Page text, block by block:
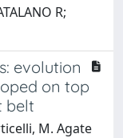
R;
evolution
on top
belt
M. Agate